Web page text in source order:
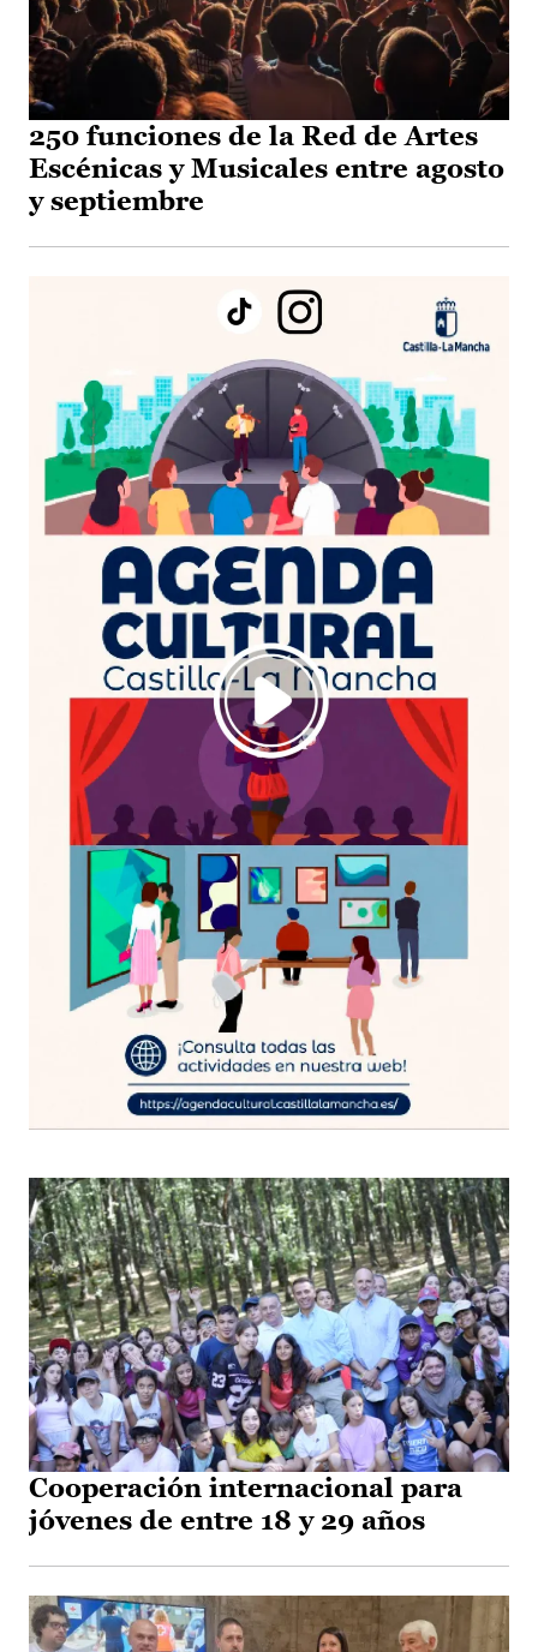
250 funciones de la Red de Artes
Escénicas y Musicales entre agosto
y septiembre
Cooperación internacional para
jóvenes de entre 18 y 29 años